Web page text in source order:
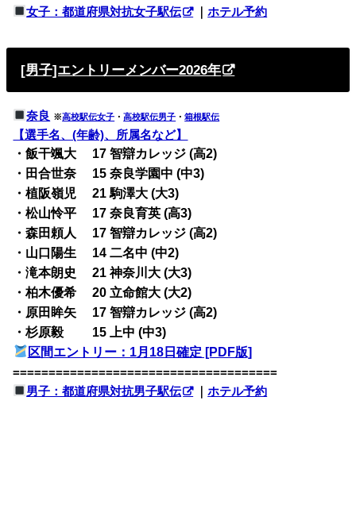
女子：都道府県対抗女子駅伝
｜ホテル予約
[男子]エントリーメンバー2026年
奈良 ※高校駅伝女子 ・高校駅伝男子 ・箱根駅伝
【選手名、(年齢)、所属名など】
・飯干颯大 17 智辯カレッジ (高2)
・田合世奈 15 奈良学園中 (中3)
・植阪嶺児 21 駒澤大 (大3)
・松山怜平 17 奈良育英 (高3)
・森田頼人 17 智辯カレッジ (高2)
・山口陽生 14 二名中 (中2)
・滝本朗史 21 神奈川大 (大3)
・柏木優希 20 立命館大 (大2)
・原田眸矢 17 智辯カレッジ (高2)
・杉原毅 15 上中 (中3)
区間エントリー：1月18日確定 [PDF版]
=====================================
男子：都道府県対抗男子駅伝
｜ホテル予約